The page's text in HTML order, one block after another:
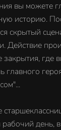
вы можете
историю.
скрытый
Действие
закрытия, где
главного
день,